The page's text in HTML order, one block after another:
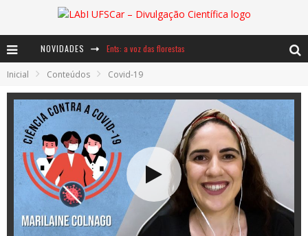
NOVIDADES
Ents: a voz das florestas
Notáveis: Bertha Lutz
Baú de Histórias - A jamais imaginada aventura com os moinhos de vento
Inicial Conteúdos Covid-19